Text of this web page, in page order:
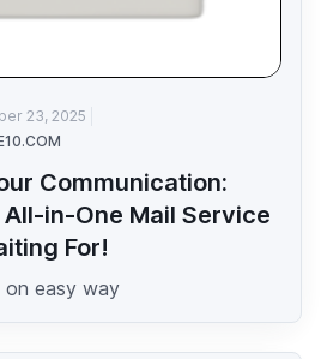
23, 2025
Communication:
in-One Mail Service
For!
on easy way